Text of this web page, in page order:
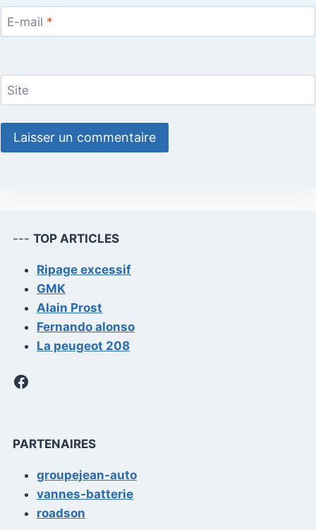
E-mail *
Site
--- TOP ARTICLES
Ripage excessif
GMK
Alain Prost
Fernando alonso
La peugeot 208
Facebook
PARTENAIRES
groupejean-auto
vannes-batterie
roadson